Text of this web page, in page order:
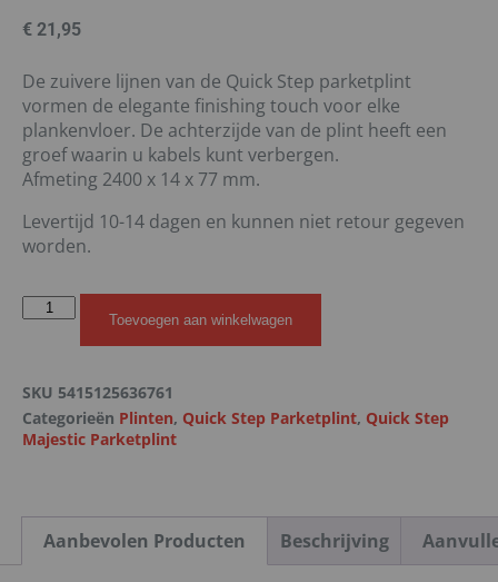
€ 21,95
De zuivere lijnen van de Quick Step parketplint
vormen de elegante finishing touch voor elke
plankenvloer. De achterzijde van de plint heeft een
groef waarin u kabels kunt verbergen.
Afmeting 2400 x 14 x 77 mm.
Levertijd 10-14 dagen en kunnen niet retour gegeven
worden.
Toevoegen aan winkelwagen
SKU 5415125636761
Categorieën Plinten, Quick Step Parketplint, Quick Step
Majestic Parketplint
Aanbevolen Producten Beschrijving